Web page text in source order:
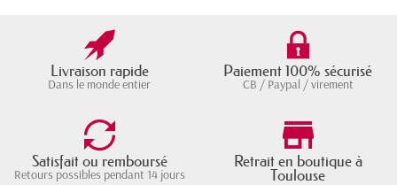
Livraison rapide
Dans le monde entier
Paiement 100% sécurisé
CB / Paypal / virement
Satisfait ou remboursé
Retours possibles pendant 14 jours
Retrait en boutique à
Toulouse